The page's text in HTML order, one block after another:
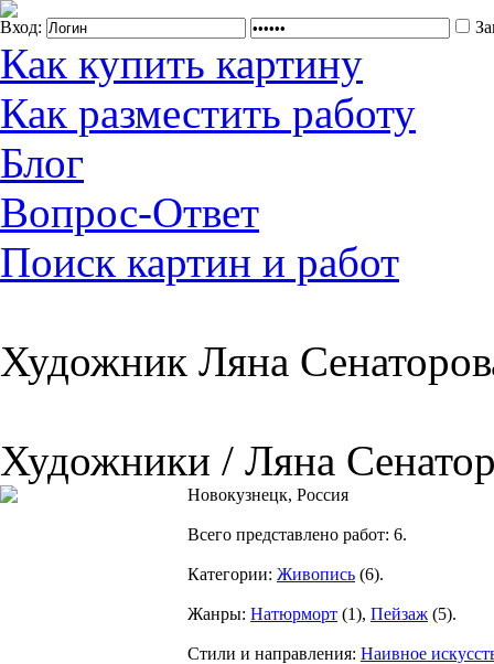
Вход:
Как купить картину
Как разместить работу
Блог
Вопрос-Ответ
Поиск картин и работ
Художник Ляна
Художники / Ляна
Новокузнецк, Россия
Всего представлено работ: 6.
Категории: Живопись (6).
Жанры: Натюрморт (1), Пейзаж (5).
Стили и направления: Наивное